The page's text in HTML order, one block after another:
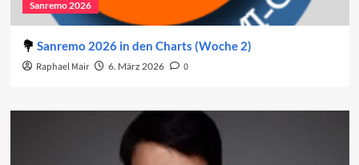
Sanremo 2026
Sanremo 2026 in den Charts (Woche 2)
Raphael Mair 6. März 2026 0